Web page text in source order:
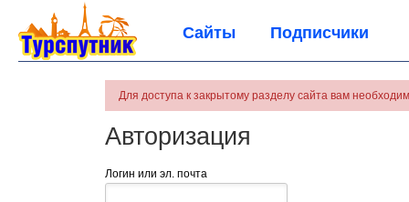
Сайты Подписчики
Для доступа к закрытому разделу сайта вам
Авторизация
Логин или эл. почта